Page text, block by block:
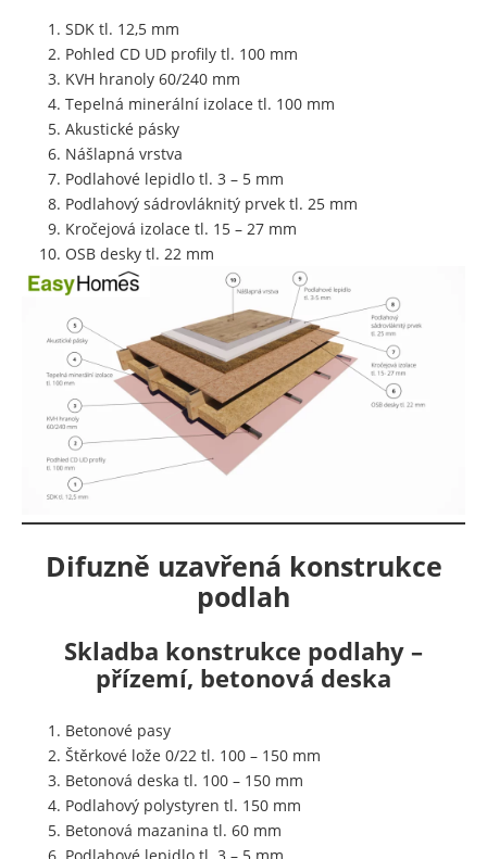
SDK tl. 12,5 mm
Pohled CD UD profily tl. 100 mm
KVH hranoly 60/240 mm
Tepelná minerální izolace tl. 100 mm
Akustické pásky
Nášlapná vrstva
Podlahové lepidlo tl. 3 – 5 mm
Podlahový sádrovláknitý prvek tl. 25 mm
Kročejová izolace tl. 15 – 27 mm
OSB desky tl. 22 mm
Difuzně uzavřená konstrukce
podlah
Skladba konstrukce podlahy –
přízemí, betonová deska
Betonové pasy
Štěrkové lože 0/22 tl. 100 – 150 mm
Betonová deska tl. 100 – 150 mm
Podlahový polystyren tl. 150 mm
Betonová mazanina tl. 60 mm